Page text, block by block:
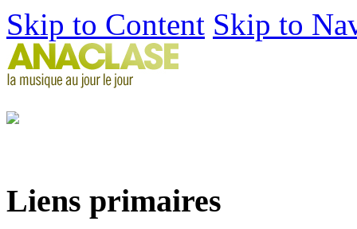
Skip to Content Skip to
Liens primaires